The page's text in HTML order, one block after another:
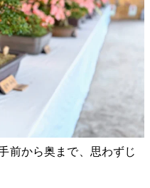
前から奥まで、思わずじ